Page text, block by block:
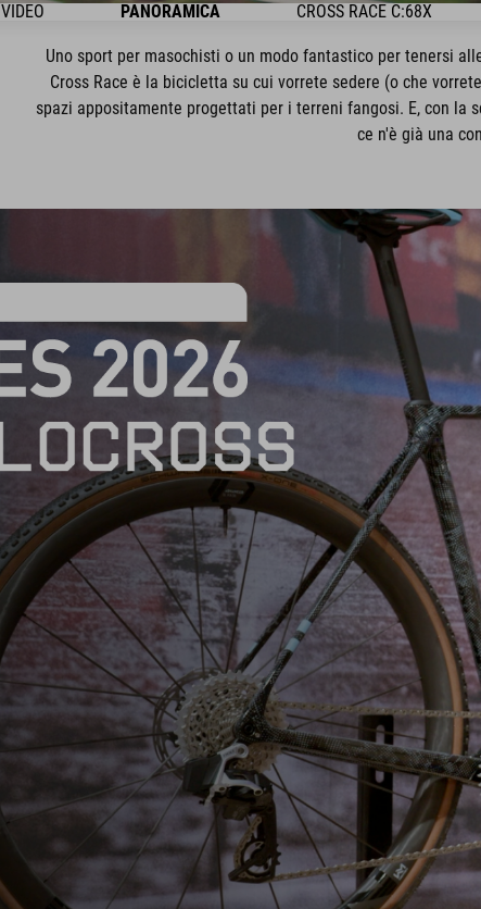
VIDEO PANORAMICA CROSS RACE C:68X
Uno sport per masochisti o un modo fantastico per tenersi
Cross Race è la bicicletta su cui vorrete sedere (o che
spazi appositamente progettati per i terreni fangosi. E, con
ce n'è già una